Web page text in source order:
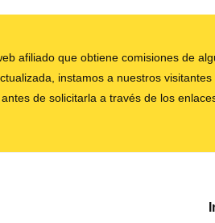
afiliado que obtiene comisiones de
instamos a nuestros
de solicitarla a través de los